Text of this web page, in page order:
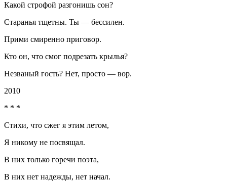
Какой строфой разгонишь сон?
Старанья тщетны. Ты — бессилен.
Прими смиренно приговор.
Кто он, что смог подрезать крылья?
Незваный гость? Нет, просто — вор.
2010
* * *
Стихи, что сжег я этим летом,
Я никому не посвящал.
В них только горечи поэта,
В них нет надежды, нет начал.